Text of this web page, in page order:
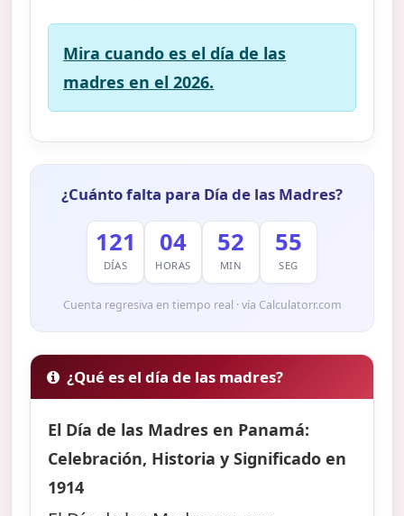
Mira cuando es el día de las
madres en el 2026.
¿Cuánto falta para Día de las Madres?
121
DÍAS
04
HORAS
52
MIN
53
SEG
Cuenta regresiva en tiempo real · vía Calculatorr.com
¿Qué es el día de las madres?
El Día de las Madres en Panamá:
Celebración, Historia y Significado en
1914